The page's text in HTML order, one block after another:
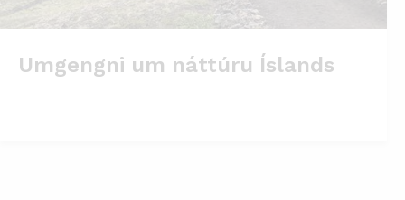
Umgengni um náttúru Íslands